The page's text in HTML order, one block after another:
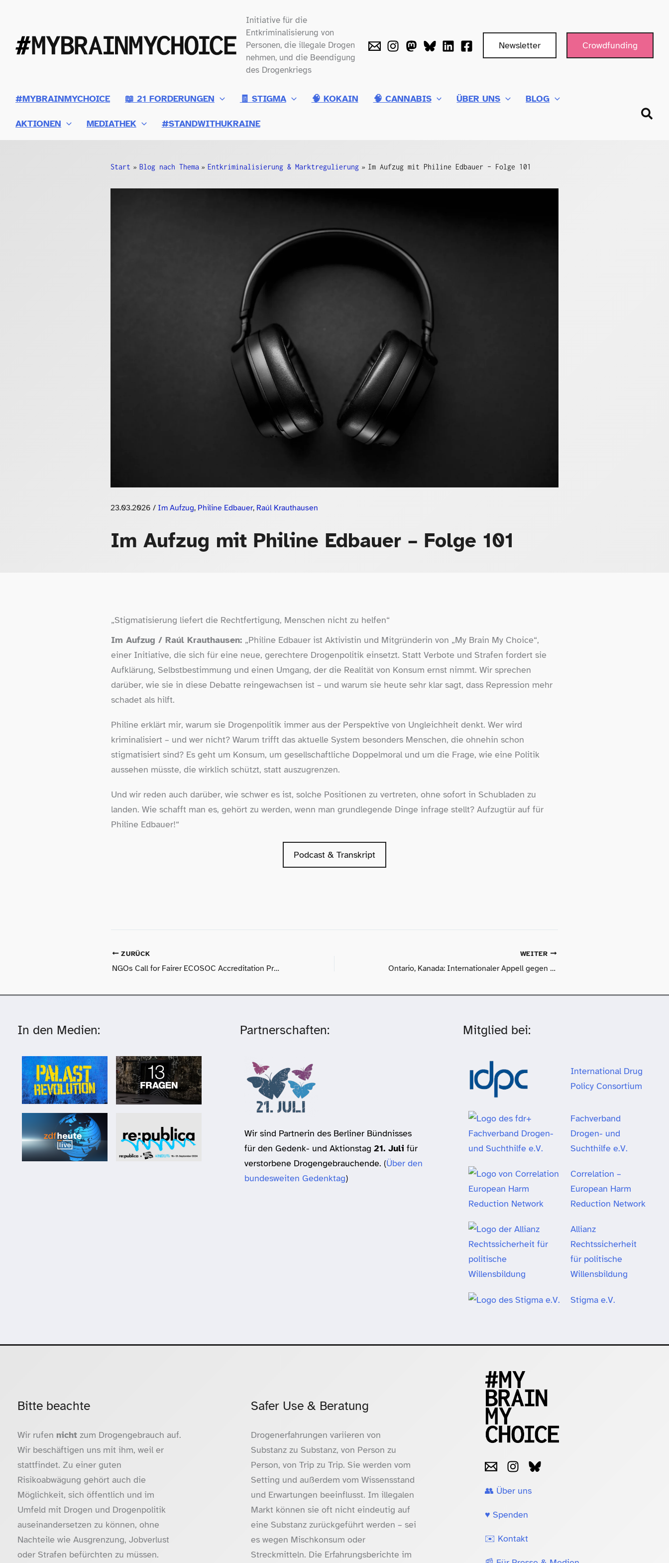
springen
Initiative für die
Entkriminalisierung von
Personen, die illegale Drogen
nehmen, und die Beendigung
des Drogenkriegs
Newsletter Crowdfunding
#MYBRAINMYCHOICE 📖 21 FORDERUNGEN 🧾 STIGMA 🧠 KOKAIN 🧠 CANNABIS ÜBER UNS BLOG
AKTIONEN MEDIATHEK #STANDWITHUKRAINE
Start Blog nach Thema Entkriminalisierung & Marktregulierung Im Aufzug mit Philine Edbauer – Folge 101
23.03.2026 / Im Aufzug, Philine Edbauer, Raúl Krauthausen
Im Aufzug mit Philine Edbauer – Folge 101
„Stigmatisierung liefert die Rechtfertigung, Menschen nicht zu helfen“
Im Aufzug /​ Raúl Krauthausen: „Philine Edbauer ist Aktivistin und Mitgründerin von „My Brain My Choice“,
einer Initiative, die sich für eine neue, gerechtere Drogenpolitik einsetzt. Statt Verbote und Strafen fordert sie
Aufklärung, Selbstbestimmung und einen Umgang, der die Realität von Konsum ernst nimmt. Wir sprechen
darüber, wie sie in diese Debatte reingewachsen ist – und warum sie heute sehr klar sagt, dass Repression mehr
schadet als hilft.
Philine erklärt mir, warum sie Drogenpolitik immer aus der Perspektive von Ungleichheit denkt. Wer wird
kriminalisiert – und wer nicht? Warum trifft das aktuelle System besonders Menschen, die ohnehin schon
stigmatisiert sind? Es geht um Konsum, um gesellschaftliche Doppelmoral und um die Frage, wie eine Politik
aussehen müsste, die wirklich schützt, statt auszugrenzen.
Und wir reden auch darüber, wie schwer es ist, solche Positionen zu vertreten, ohne sofort in Schubladen zu
landen. Wie schafft man es, gehört zu werden, wenn man grundlegende Dinge infrage stellt? Aufzugtür auf für
Philine Edbauer!“
Podcast & Transkript
ZURÜCK
NGOs Call for Fairer ECOSOC Accreditation Process
WEITER
Ontario, Kanada: Internationaler Appell gegen die Streichung der Mittel für die Drogenkonsumräume
In den Medien: Partnerschaften:
Wir sind Partnerin des Berliner Bündnisses
für den Gedenk- und Aktionstag21. Juli für
verstorbene Drogengebrauchende. (Über den
bundesweiten Gedenktag)
Mitglied bei:
International Drug
Policy Consortium
Fachverband
Drogen- und
Suchthilfe e.V.
Correlation –
European Harm
Reduction Network
Allianz
Rechtssicherheit
für politische
Willensbildung
Stigma e.V.
Bitte beachte
Wir rufen nicht zum Drogengebrauch auf.
Wir beschäftigen uns mit ihm, weil er
stattfindet. Zu einer guten
Risikoabwägung gehört auch die
Möglichkeit, sich öffentlich und im
Umfeld mit Drogen und Drogenpolitik
auseinandersetzen zu können, ohne
Nachteile wie Ausgrenzung, Jobverlust
oder Strafen befürchten zu müssen.
Safer Use & Beratung
Drogenerfahrungen variieren von
Substanz zu Substanz, von Person zu
Person, von Trip zu Trip. Sie werden vom
Setting und außerdem vom Wissensstand
und Erwartungen beeinflusst. Im illegalen
Markt können sie oft nicht eindeutig auf
eine Substanz zurückgeführt werden – sei
es wegen Mischkonsum oder
Streckmitteln. Die Erfahrungsberichte im
👥 Über uns
♥️ Spenden
✉️ Kontakt